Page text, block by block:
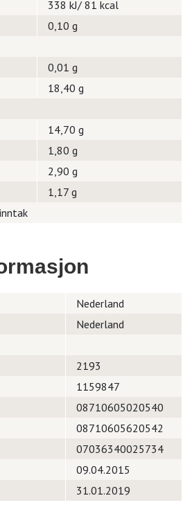
338 kJ/ 81 kcal
0,10 g
0,01 g
18,40 g
14,70 g
1,80 g
2,90 g
1,17 g
Nederland
Nederland
2193
1159847
08710605020540
08710605620542
07036340025734
09.04.2015
31.01.2019